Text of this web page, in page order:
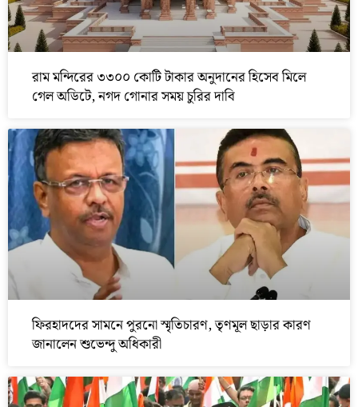
রাম মন্দিরের ৩৩০০ কোটি টাকার অনুদানের হিসেব মিলে
গেল অডিটে, নগদ গোনার সময় চুরির দাবি
ফিরহাদদের সামনে পুরনো স্মৃতিচারণ, তৃণমূল ছাড়ার কারণ
জানালেন শুভেন্দু অধিকারী